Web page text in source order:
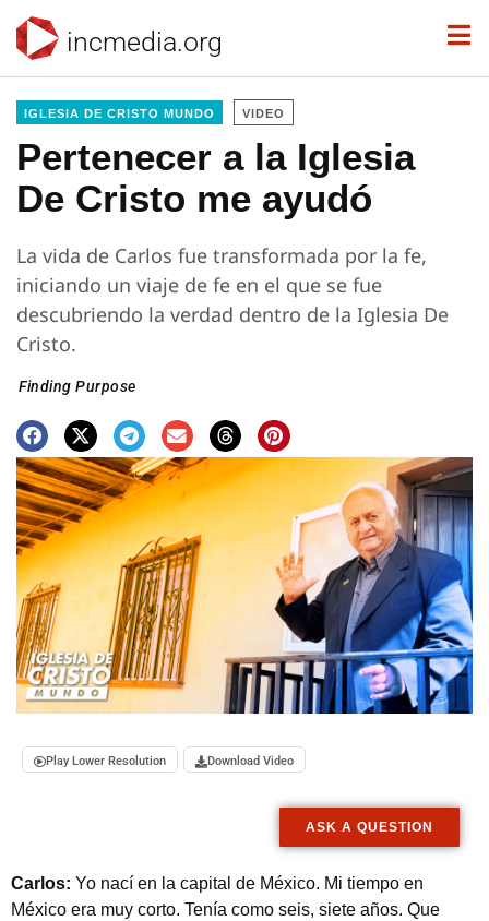
incmedia.org
IGLESIA DE CRISTO MUNDO VIDEO
Pertenecer a la Iglesia
De Cristo me ayudó
La vida de Carlos fue transformada por la fe,
iniciando un viaje de fe en el que se fue
descubriendo la verdad dentro de la Iglesia De
Cristo.
Finding Purpose
Play Lower Resolution Download Video
ASK A QUESTION
Carlos: Yo nací en la capital de México. Mi tiempo en
México era muy corto. Tenía como seis, siete años. Que